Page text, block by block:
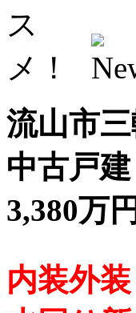
流山市
中古戸建
3,380万円
内装外